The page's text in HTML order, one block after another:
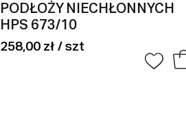
PODŁOŻY NIECHŁONNYCH
HPS 673/10
258,00 zł / szt